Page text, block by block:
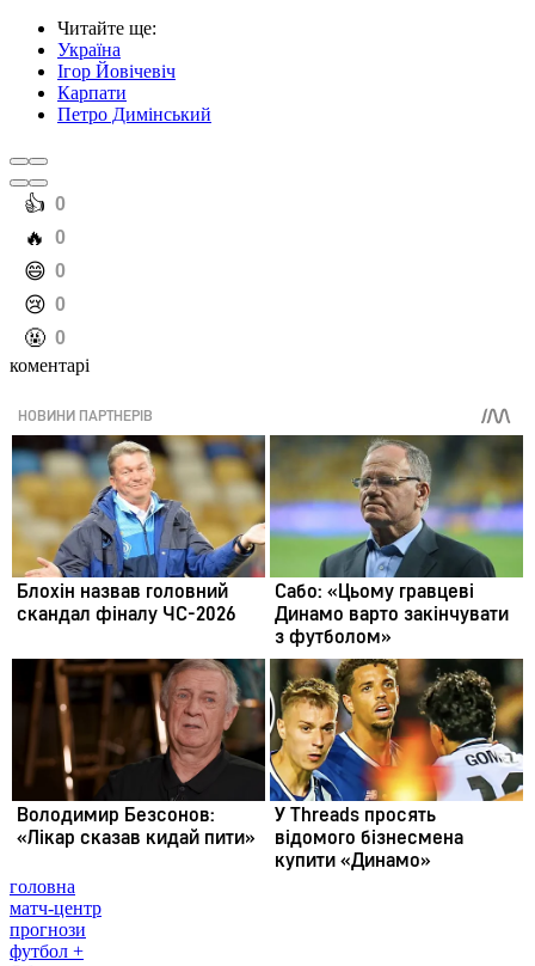
Читайте ще:
Україна
Ігор Йовічевіч
Карпати
Петро Димінський
️👍 0
️🔥 0
️😄 0
️😢 0
️🤬 0
коментарі
головна
матч-центр
прогнози
футбол +